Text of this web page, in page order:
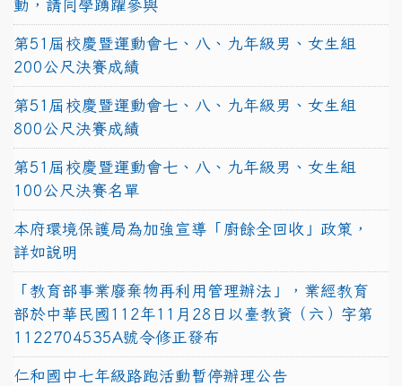
動，請同學踴躍參與
第51屆校慶暨運動會七、八、九年級男、女生組
200公尺決賽成績
第51屆校慶暨運動會七、八、九年級男、女生組
800公尺決賽成績
第51屆校慶暨運動會七、八、九年級男、女生組
100公尺決賽名單
本府環境保護局為加強宣導「廚餘全回收」政策，
詳如說明
「教育部事業廢棄物再利用管理辦法」，業經教育
部於中華民國112年11月28日以臺教資（六）字第
1122704535A號令修正發布
仁和國中七年級路跑活動暫停辦理公告